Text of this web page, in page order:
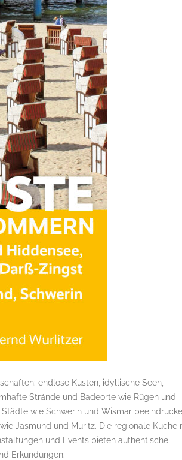
endlose Küsten, idyllische Seen,
Strände und Badeorte wie Rügen und
wie Schwerin und Wismar
Jasmund und Müritz. Die regionale Küche
und Events bieten authentische
Erkundungen.